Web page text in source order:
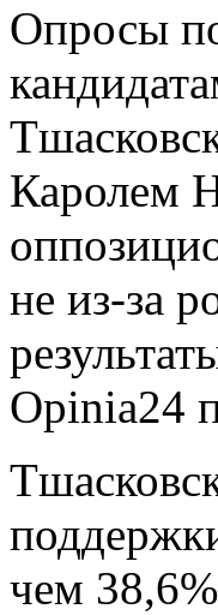
Опросы
Каролем
не из-за
Opinia24
чем